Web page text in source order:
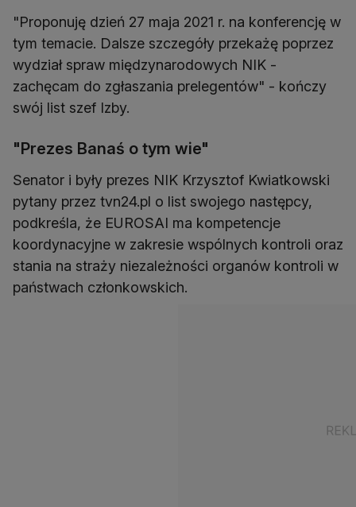
"Proponuję dzień 27 maja 2021 r. na konferencję w
tym temacie. Dalsze szczegóły przekażę poprzez
wydział spraw międzynarodowych NIK -
zachęcam do zgłaszania prelegentów" - kończy
swój list szef Izby.
"Prezes Banaś o tym wie"
Senator i były prezes NIK Krzysztof Kwiatkowski
pytany przez tvn24.pl o list swojego następcy,
podkreśla, że EUROSAI ma kompetencje
koordynacyjne w zakresie wspólnych kontroli oraz
stania na straży niezależności organów kontroli w
państwach członkowskich.